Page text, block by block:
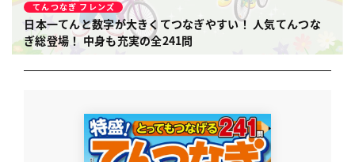
てんつなぎ フレンズ
日本一てんと数字が大きくてつなぎやすい！ 人気てんつな
ぎ総登場！ 中身も充実の全241問